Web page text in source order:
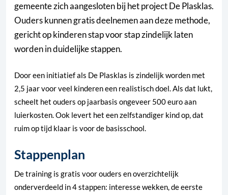
gemeente zich aangesloten bij het project De Plasklas.
Ouders kunnen gratis deelnemen aan deze methode,
gericht op kinderen stap voor stap zindelijk laten
worden in duidelijke stappen.
Door een initiatief als De Plasklas is zindelijk worden met
2,5 jaar voor veel kinderen een realistisch doel. Als dat lukt,
scheelt het ouders op jaarbasis ongeveer 500 euro aan
luierkosten. Ook levert het een zelfstandiger kind op, dat
ruim op tijd klaar is voor de basisschool.
Stappenplan
De training is gratis voor ouders en overzichtelijk
onderverdeeld in 4 stappen: interesse wekken, de eerste